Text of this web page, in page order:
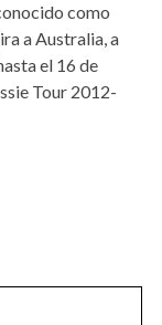
como
a Australia, a
el 16 de
Tour 2012-